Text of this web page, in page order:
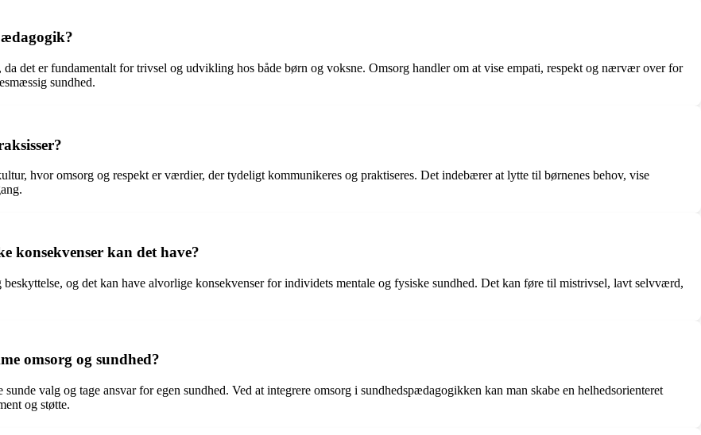
det er fundamentalt for trivsel og udvikling hos både børn og voksne. Omsorg handler om at vise empati, respekt og nærvær over for
sundhed.
hvor omsorg og respekt er værdier, der tydeligt kommunikeres og praktiseres. Det indebærer at lytte til børnenes behov, vise
konsekvenser kan det have?
og det kan have alvorlige konsekvenser for individets mentale og fysiske sundhed. Det kan føre til mistrivsel, lavt selvværd,
omsorg og sundhed?
valg og tage ansvar for egen sundhed. Ved at integrere omsorg i sundhedspædagogikken kan man skabe en helhedsorienteret
og støtte.